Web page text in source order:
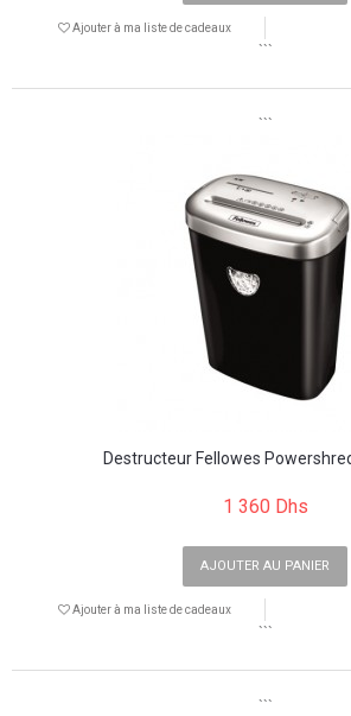
Ajouter à ma liste de cadeaux
```
```
Destructeur Fellowes
1 360 Dhs
AJOUTER AU PANIER
Ajouter à ma liste de cadeaux
```
```